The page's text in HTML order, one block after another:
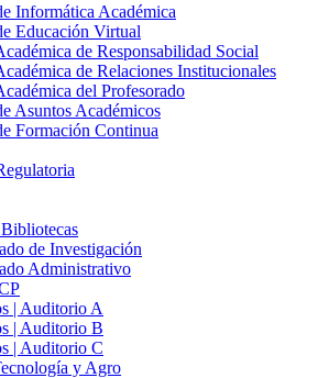
Informática Académica
Educación Virtual
de Responsabilidad Social
de Relaciones Institucionales
del Profesorado
Asuntos Académicos
Formación Continua
de Investigación
Administrativo
| Auditorio A
| Auditorio B
| Auditorio C
y Agro